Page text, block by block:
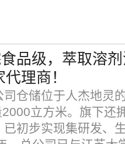
品级，萃取溶
理商！
仓储位于人杰地灵
立方米。旗下还
初步实现集研发、